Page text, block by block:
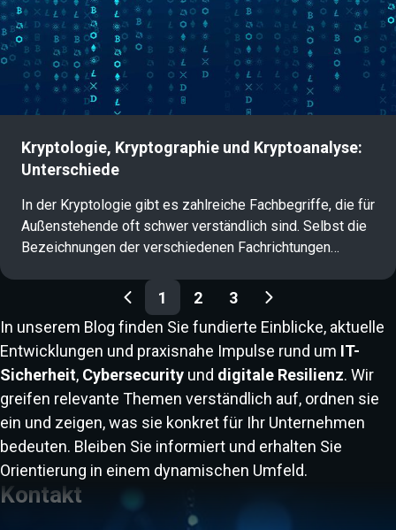
(English version below)
Kryptologie, Kryptographie und Kryptoanalyse:
Unterschiede
In der Kryptologie gibt es zahlreiche Fachbegriffe, die für
Außenstehende oft schwer verständlich sind. Selbst die
Bezeichnungen der verschiedenen Fachrichtungen
Verwirrung: Kryptologie, Kryptographie und
Kryptoanalyse. Was bedeuten diese Begriffe genau und
worin liegen die Unterschiede? Dieser Artikel gibt einen
verständlichen Überblick und erklärt die zentralen
Begriffe der IT-Sicherheit.
Blog Paginierung
1 2
3
In unserem Blog finden Sie fundierte Einblicke, aktuelle
Entwicklungen und praxisnahe Impulse rund um IT-
Sicherheit, Cybersecurity und digitale Resilienz. Wir
greifen relevante Themen verständlich auf, ordnen sie
ein und zeigen, was sie konkret für Ihr Unternehmen
bedeuten. Bleiben Sie informiert und erhalten Sie
Orientierung in einem dynamischen Umfeld.
Kontakt